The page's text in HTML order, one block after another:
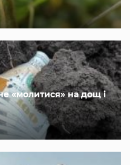
«молитися» на дощ і